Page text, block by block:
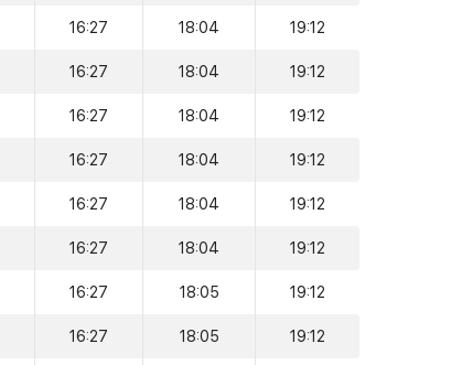
16:27 18:04 19:12
16:27 18:04 19:12
16:27 18:04 19:12
16:27 18:04 19:12
16:27 18:04 19:12
16:27 18:04 19:12
16:27 18:05 19:12
16:27 18:05 19:12